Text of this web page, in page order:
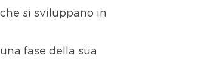
si sviluppano in
fase della sua